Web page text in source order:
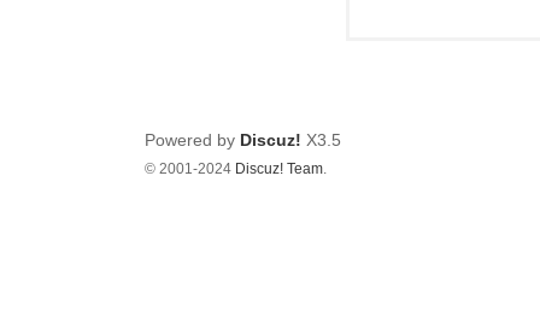
Powered by Discuz! X3.5
© 2001-2024 Discuz! Team.